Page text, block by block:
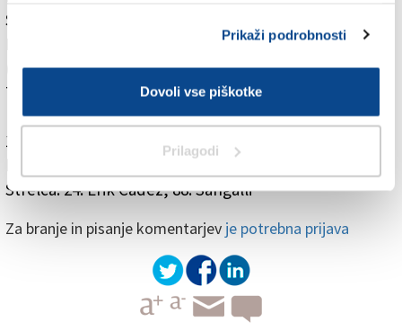
Prikaži podrobnosti
Dovoli vse piškotke
Prilagodi
Sistiana Sesljan: Gon, Crosato, Del Bello (Donato), Del
Rosso, Sessi, Basello, Sammartini, Petracci
(Nebichini), Cannone, Miklavec, Tawgui (Faroscih).
Trener: Alessandro Musolino.
1. AMATERSKA LIGA
Strelca: 24. Erik Cadez, 88. Sangalli
Za branje in pisanje komentarjev je potrebna prijava